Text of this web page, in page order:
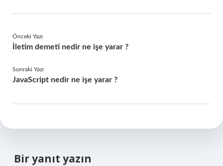
Önceki Yazı
İletim demeti nedir ne işe yarar ?
Sonraki Yazı
JavaScript nedir ne işe yarar ?
Bir yanıt yazın